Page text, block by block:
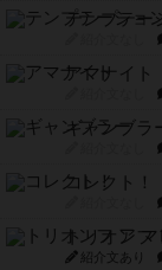
テンプテー
アマナイト
ギャンブラ
コレクト！
トリオンフ
紹介文あり